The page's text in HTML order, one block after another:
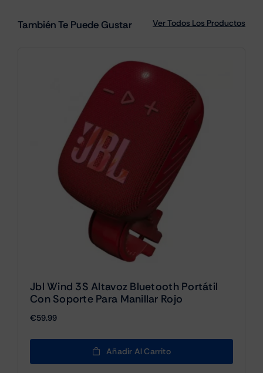
También Te Puede Gustar Ver Todos Los Productos
Jbl Wind 3S Altavoz Bluetooth Portátil
Con Soporte Para Manillar Rojo
€59.99
Añadir Al Carrito